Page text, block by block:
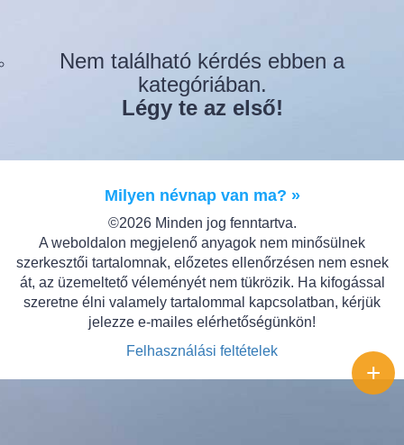
Nem található kérdés ebben a
kategóriában.
Légy te az első!
Milyen névnap van ma? »
©2026 Minden jog fenntartva.
A weboldalon megjelenő anyagok nem minősülnek
szerkesztői tartalomnak, előzetes ellenőrzésen nem esnek
át, az üzemeltető véleményét nem tükrözik. Ha kifogással
szeretne élni valamely tartalommal kapcsolatban, kérjük
jelezze e-mailes elérhetőségünkön!
Felhasználási feltételek
+